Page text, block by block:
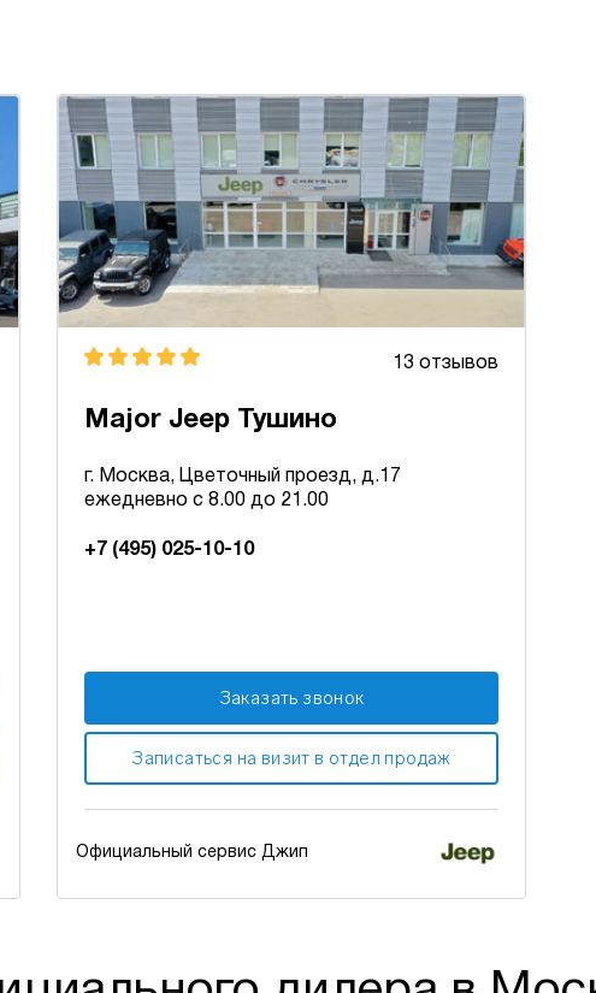
13 отзывов
Major Jeep Тушино
г. Москва, Цветочный проезд, д.17
ежедневно с 8.00 до 21.00
+7 (495) 025-10-10
Заказать звонок
Записаться на визит в отдел продаж
Официальный сервис Джип